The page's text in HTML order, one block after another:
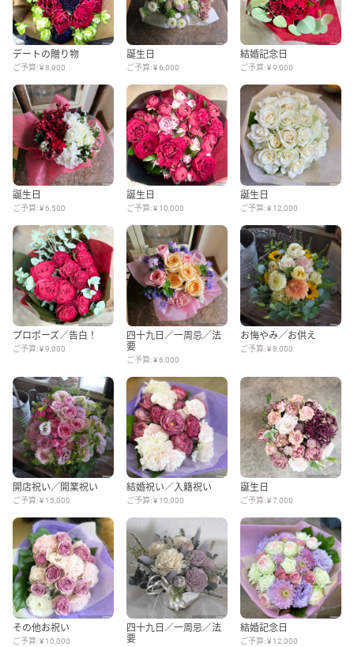
日本語
English
デートの贈り物
ご予算: ¥ 8,000
誕生日
ご予算: ¥ 6,000
結婚記念日
ご予算: ¥ 9,000
誕生日
ご予算: ¥ 6,500
誕生日
ご予算: ¥ 10,000
誕生日
ご予算: ¥ 12,000
プロポーズ／告白！
ご予算: ¥ 9,000
四十九日／一周忌／法
要
ご予算: ¥ 6,000
お悔やみ／お供え
ご予算: ¥ 8,000
開店祝い／開業祝い
ご予算: ¥ 15,000
結婚祝い／入籍祝い
ご予算: ¥ 10,000
誕生日
ご予算: ¥ 7,000
その他お祝い
ご予算: ¥ 10,000
四十九日／一周忌／法
要
結婚記念日
ご予算: ¥ 12,000